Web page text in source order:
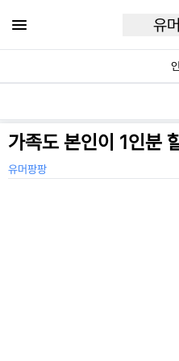
유
가족도 본인이 1인분
유머팡팡